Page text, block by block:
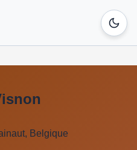
Belgique